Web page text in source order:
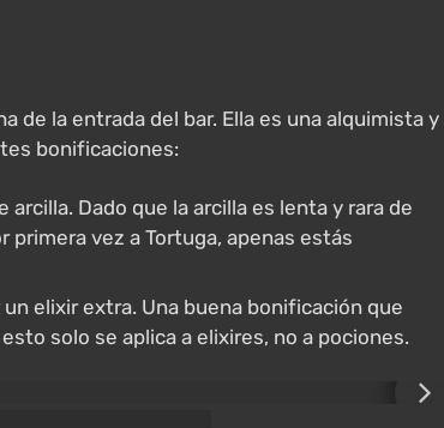
de la entrada del bar. Ella es una alquimista y
bonificaciones:
Dado que la arcilla es lenta y rara de
primera vez a Tortuga, apenas estás
elixir extra. Una buena bonificación que
solo se aplica a elixires, no a pociones.